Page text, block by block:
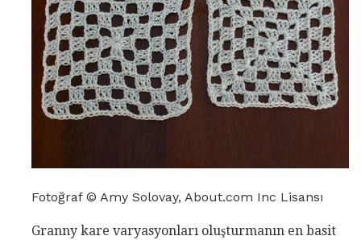
Fotoğraf © Amy Solovay, About.com Inc Lisansı
Granny kare varyasyonları oluşturmanın en basit